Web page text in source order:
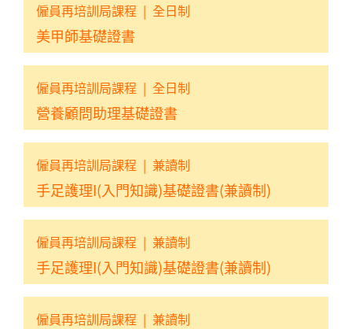
僱員再培訓局課程 | 全日制
美甲師基礎證書
僱員再培訓局課程 | 全日制
營養顧問助理基礎證書
僱員再培訓局課程 | 兼讀制
手足護理I(入門知識)基礎證書(兼讀制)
僱員再培訓局課程 | 兼讀制
手足護理I(入門知識)基礎證書(兼讀制)
僱員再培訓局課程 | 兼讀制